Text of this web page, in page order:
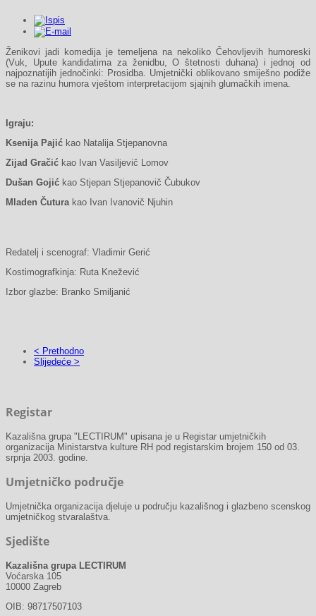
Ženikovi jadi komedija je temeljena na nekoliko Čehovljevih humoreski
(Vuk, Upute kandidatima za ženidbu, O štetnosti duhana) i jednoj od
najpoznatijih jednočinki: Prosidba. Umjetnički oblikovano smiješno podiže
se na razinu humora vještom interpretacijom sjajnih glumačkih imena.
Igraju:
Ksenija Pajić kao Natalija Stjepanovna
Zijad Gračić kao Ivan Vasiljevič Lomov
Dušan Gojić kao Stjepan Stjepanovič Čubukov
Mladen Čuturakao Ivan Ivanovič Njuhin
Redatelj i scenograf: Vladimir Gerić
Kostimografkinja: Ruta Knežević
Izbor glazbe: Branko Smiljanić
< Prethodno
Slijedeće >
Registar
Kazališna grupa "LECTIRUM" upisana je u Registar umjetničkih
organizacija Ministarstva kulture RH pod registarskim brojem 150 od 03.
srpnja 2003. godine.
Umjetničko područje
Umjetnička organizacija djeluje u području kazališnog i glazbeno scenskog
umjetničkog stvaralaštva.
Sjedište
Kazališna grupa LECTIRUM
Voćarska 105
10000 Zagreb
OIB: 98717507103